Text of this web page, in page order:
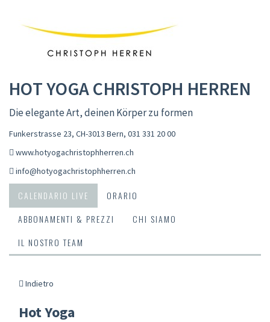
HOT YOGA CHRISTOPH HERREN
Die elegante Art, deinen Körper zu formen
Funkerstrasse 23, CH-3013 Bern, 031 331 20 00
www.hotyogachristophherren.ch
info@hotyogachristophherren.ch
CALENDARIO LIVE
ORARIO
ABBONAMENTI & PREZZI
CHI SIAMO
IL NOSTRO TEAM
Indietro
Hot Yoga